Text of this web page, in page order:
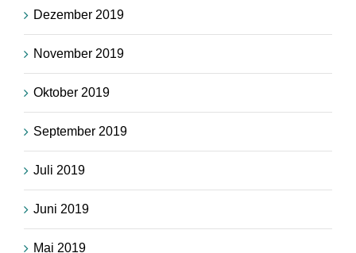
Dezember 2019
November 2019
Oktober 2019
September 2019
Juli 2019
Juni 2019
Mai 2019